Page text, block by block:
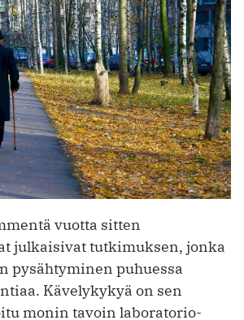
vuotta sitten
julkaisivat tutkimuksen, jonka
pysähtyminen puhuessa
Kävelykykyä on sen
monin tavoin laboratorio-